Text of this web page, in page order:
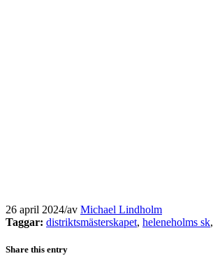
26 april 2024/av Michael Lindholm
Taggar: distriktsmästerskapet, heleneholms sk,
Share this entry